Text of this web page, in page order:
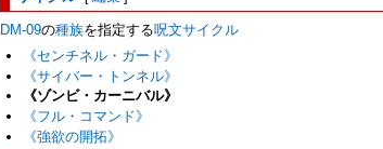
DM-09の種族を指定する呪文サイクル
《センチネル・ガード》
《サイバー・トンネル》
《ゾンビ・カーニバル》
《フル・コマンド》
《強欲の開拓》